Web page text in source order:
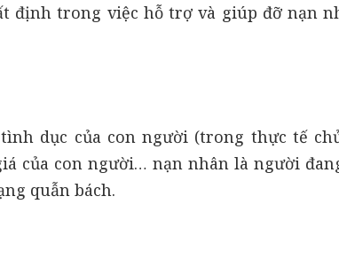
định trong việc hỗ trợ và giúp đỡ nạn
dục của con người (trong thực tế
của con người… nạn nhân là người
quẫn bách.